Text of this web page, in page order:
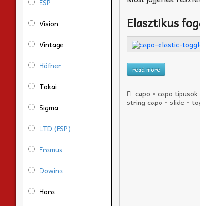
Elasztikus
read more
capo • capo típusok
string capo •slide •
ESP
Vision
Vintage
Höfner
Tokai
Sigma
LTD (ESP)
Framus
Dowina
Hora